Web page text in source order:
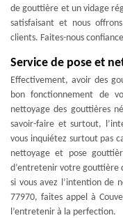
de gouttière et un vidage
satisfaisant et nous
clients. Faites-nous
Service de pose et
Effectivement, avoir des
bon fonctionnement de
nettoyage des gouttières
savoir-faire et surtout,
vous inquiétez surtout pas
nettoyage et pose
d’entretenir votre gouttière
si vous avez l’intention de
77970, faites appel à
l’entretenir à la perfection.